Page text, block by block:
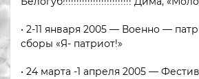
• 2-11 января 2005 — Военно —
сборы «Я- патриот!»
• 24 марта -1 апреля 2005 —